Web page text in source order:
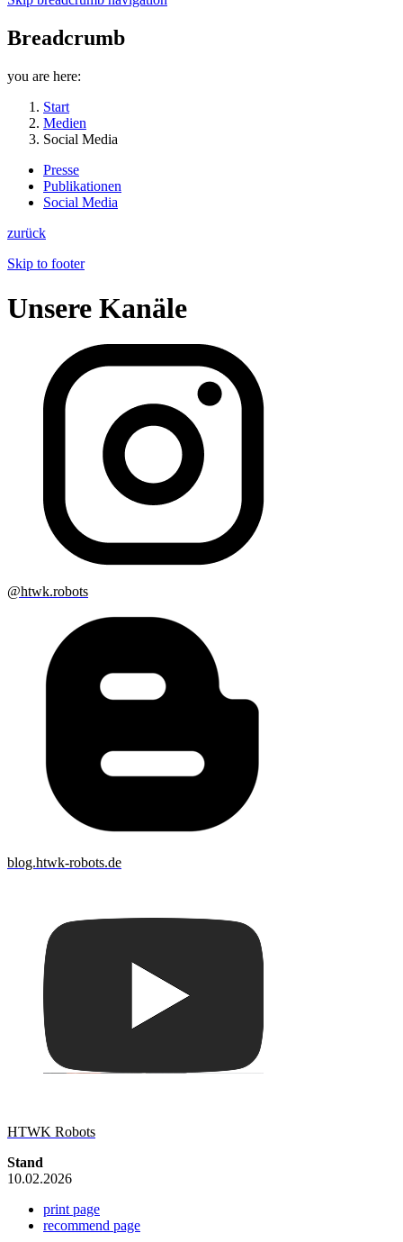
Breadcrumb
you are here:
Start
Medien
Social Media
Presse
Publikationen
Social Media
zurück
Skip to footer
Unsere Kanäle
@htwk.robots
blog.htwk-robots.de
HTWK Robots
Stand
10.02.2026
print page
recommend page